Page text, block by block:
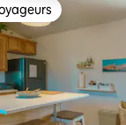
les plus